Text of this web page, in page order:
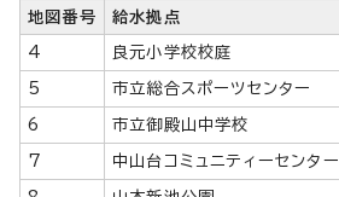
地図番号 給水拠点
4 良元小学校校庭
5 市立総合スポーツセンター
6 市立御殿山中学校
7 中山台コミュニティーセンター